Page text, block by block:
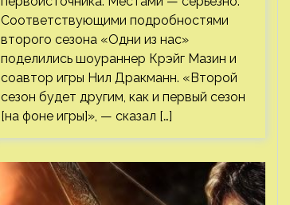
Соответствующими подробностями
второго сезона «Одни из нас»
поделились шоураннер Крэйг Мазин и
соавтор игры Нил Дракманн. «Второй
сезон будет другим, как и первый сезон
[на фоне игры]», — сказал […]